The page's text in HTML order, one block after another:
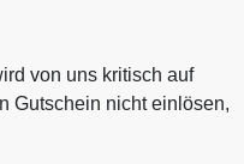
von uns kritisch auf
Gutschein nicht einlösen,